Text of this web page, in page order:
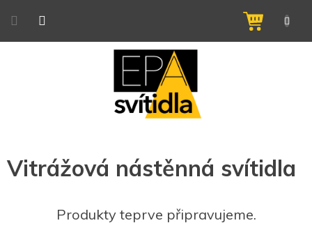
NÁKUPNÍ
KOŠÍK
Vitrážová nástěnná svítidla
Produkty teprve připravujeme.